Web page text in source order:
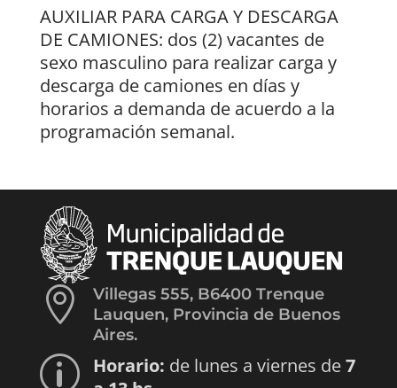
AUXILIAR PARA CARGA Y DESCARGA
DE CAMIONES: dos (2) vacantes de
sexo masculino para realizar carga y
descarga de camiones en días y
horarios a demanda de acuerdo a la
programación semanal.

Villegas 555, B6400 Trenque
Lauquen, Provincia de Buenos
Aires.
p Horario: de lunes a viernes de7